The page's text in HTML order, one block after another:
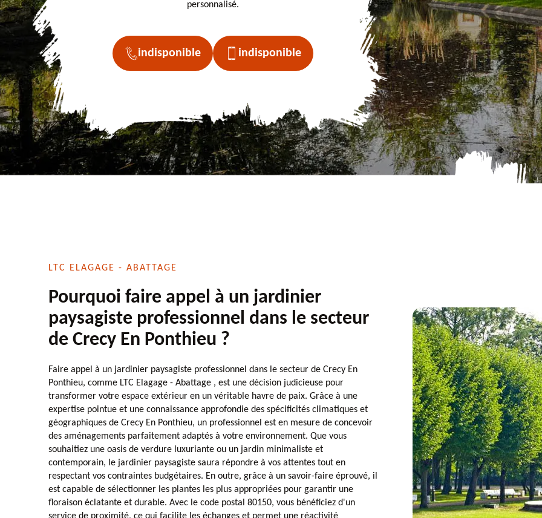
personnalisé.
indisponible indisponible
LTC ELAGAGE - ABATTAGE
Pourquoi faire appel à un jardinier
paysagiste professionnel dans le secteur
de Crecy En Ponthieu ?
Faire appel à un jardinier paysagiste professionnel dans le secteur de Crecy En
Ponthieu, comme LTC Elagage - Abattage , est une décision judicieuse pour
transformer votre espace extérieur en un véritable havre de paix. Grâce à une
expertise pointue et une connaissance approfondie des spécificités climatiques et
géographiques de Crecy En Ponthieu, un professionnel est en mesure de concevoir
des aménagements parfaitement adaptés à votre environnement. Que vous
souhaitiez une oasis de verdure luxuriante ou un jardin minimaliste et
contemporain, le jardinier paysagiste saura répondre à vos attentes tout en
respectant vos contraintes budgétaires. En outre, grâce à un savoir-faire éprouvé, il
est capable de sélectionner les plantes les plus appropriées pour garantir une
floraison éclatante et durable. Avec le code postal 80150, vous bénéficiez d'un